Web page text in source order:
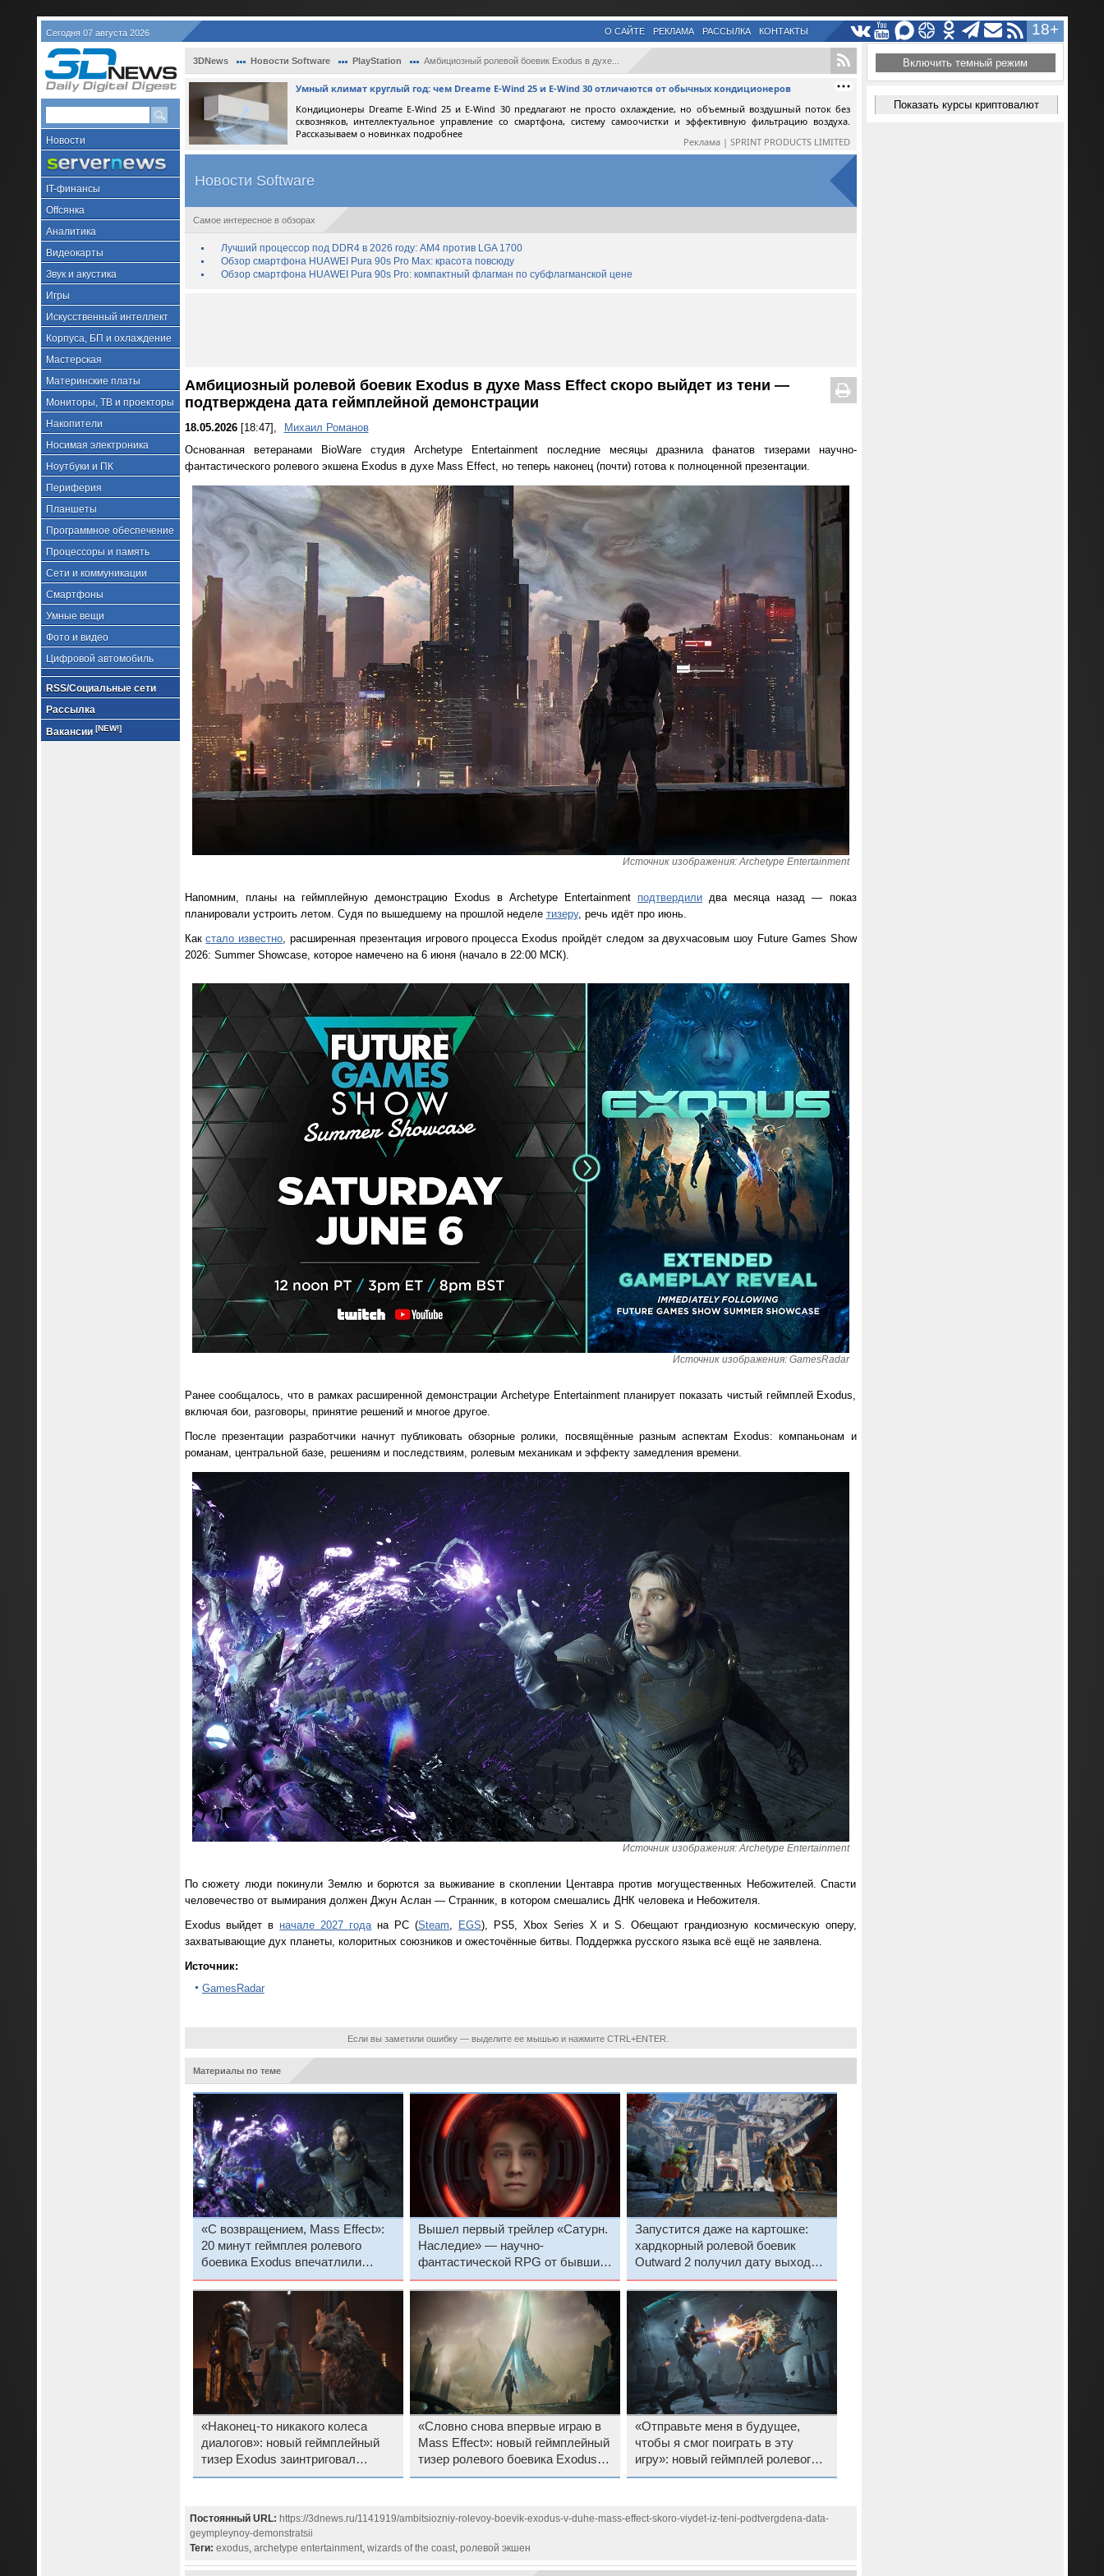
Сегодня 07 августа 2026 18+
О САЙТЕ РЕКЛАМА РАССЫЛКА КОНТАКТЫ
Новости
IT-финансы
Offсянка
Аналитика
Видеокарты
Звук и акустика
Игры
Искусственный интеллект
Корпуса, БП и охлаждение
Мастерская
Материнские платы
Мониторы, ТВ и проекторы
Накопители
Носимая электроника
Ноутбуки и ПК
Периферия
Планшеты
Программное обеспечение
Процессоры и память
Сети и коммуникации
Смартфоны
Умные вещи
Фото и видео
Цифровой автомобиль
RSS/Социальные сети
Рассылка
Вакансии [NEW!]
3DNews Новости Software PlayStation Амбициозный ролевой боевик Exodus в духе...
Умный климат круглый год: чем Dreame E-Wind 25 и E-Wind 30 отличаются от обычных кондиционеров
Кондиционеры Dreame E-Wind 25 и E-Wind 30 предлагают не просто охлаждение, но объемный воздушный поток без
сквозняков, интеллектуальное управление со смартфона, систему самоочистки и эффективную фильтрацию воздуха.
Рассказываем о новинках подробнее
Реклама | SPRINT PRODUCTS LIMITED
Новости Software
Самое интересное в обзорах
Лучший процессор под DDR4 в 2026 году: AM4 против LGA 1700
Обзор смартфона HUAWEI Pura 90s Pro Max: красота повсюду
Обзор смартфона HUAWEI Pura 90s Pro: компактный флагман по субфлагманской цене
Амбициозный ролевой боевик Exodus в духе Mass Effect скоро выйдет из тени —
подтверждена дата геймплейной демонстрации
18.05.2026[18:47],
Михаил Романов
Основанная ветеранами BioWare студия Archetype Entertainment последние месяцы дразнила фанатов тизерами научно-
фантастического ролевого экшена Exodus в духе Mass Effect, но теперь наконец (почти) готова к полноценной презентации.
Источник изображения: Archetype Entertainment
Напомним, планы на геймплейную демонстрацию Exodus в Archetype Entertainment подтвердили два месяца назад — показ
планировали устроить летом. Судя по вышедшему на прошлой неделе тизеру, речь идёт про июнь.
Какстало известно, расширенная презентация игрового процесса Exodus пройдёт следом за двухчасовым шоу Future Games Show
2026: Summer Showcase, которое намечено на 6 июня (начало в 22:00 МСК).
Источник изображения: GamesRadar
Ранее сообщалось, что в рамках расширенной демонстрации Archetype Entertainment планирует показать чистый геймплей Exodus,
включая бои, разговоры, принятие решений и многое другое.
После презентации разработчики начнут публиковать обзорные ролики, посвящённые разным аспектам Exodus: компаньонам и
романам, центральной базе, решениям и последствиям, ролевым механикам и эффекту замедления времени.
Источник изображения: Archetype Entertainment
По сюжету люди покинули Землю и борются за выживание в скоплении Центавра против могущественных Небожителей. Спасти
человечество от вымирания должен Джун Аслан — Странник, в котором смешались ДНК человека и Небожителя.
Exodus выйдет в начале 2027 годана PC (Steam, EGS), PS5, Xbox Series X и S. Обещают грандиозную космическую оперу,
захватывающие дух планеты, колоритных союзников и ожесточённые битвы. Поддержка русского языка всё ещё не заявлена.
Источник:
GamesRadar
Если вы заметили ошибку — выделите ее мышью и нажмите CTRL+ENTER.
Материалы по теме
«С возвращением, Mass Effect»:
20 минут геймплея ролевого
боевика Exodus впечатлили
фанатов
Вышел первый трейлер «Сатурн.
Наследие» — научно-
фантастической RPG от бывших
разработчиков Baldur’s Gate 3
Запустится даже на картошке:
хардкорный ролевой боевик
Outward 2 получил дату выхода в
раннем доступе Steam и
системные требования
«Наконец-то никакого колеса
диалогов»: новый геймплейный
тизер Exodus заинтриговал
фанатов Mass Effect
«Словно снова впервые играю в
Mass Effect»: новый геймплейный
тизер ролевого боевика Exodus
от ветеранов BioWare заворожил
«Отправьте меня в будущее,
чтобы я смог поиграть в эту
игру»: новый геймплей ролевого
боевика Exodus в духе Mass
Постоянный URL: https://3dnews.ru/1141919/ambitsiozniy-rolevoy-boevik-exodus-v-duhe-mass-effect-skoro-viydet-iz-teni-podtvergdena-data-
geympleynoy-demonstratsii
Теги: exodus, archetype entertainment, wizards of the coast, ролевой экшен
Включить темный режим
Показать курсы криптовалют